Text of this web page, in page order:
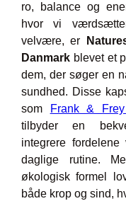
ro, balance og
hvor vi
velvære, er
Danmark blevet et
dem, der søger en
sundhed. Disse
som
Frank &
tilbyder en
integrere
daglige rutine.
økologisk formel
både krop og sind,